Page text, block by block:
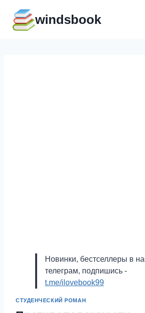
содержимому
windsbook
Новинки, бестселлеры в
телеграм, подпишись -
t.me/ilovebook99
СТУДЕНЧЕСКИЙ РОМАН